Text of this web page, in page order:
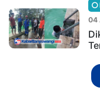
04